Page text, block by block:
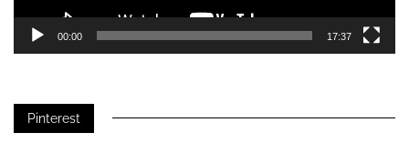
00:00 17:37
Pinterest